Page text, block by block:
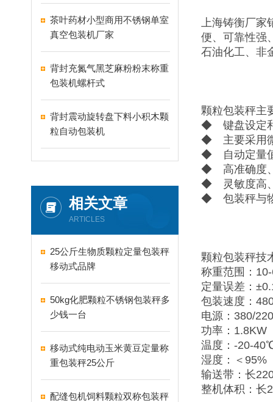
茶叶药材小型商用不锈钢单室
真空包装机厂家
背封充氮气黑芝麻粉粉末称重
包装机螺杆式
背封震动旋转盘下料小积木颗
粒自动包装机
相关文章
ARTICLES
25公斤生物质颗粒定量包装秤
移动式品牌
50kg化肥颗粒不锈钢包装秤多
少钱一台
移动式纯电动玉米黄豆定量称
重包装秤25公斤
配缝包机饲料颗粒双称包装秤
上海铸衡厂家
便、可靠性强
石油化工、非
颗粒包装秤主
◆ 键盘设定
◆ 主要采用
◆ 自动定量
◆ 高准确度、
◆ 灵敏度高、
◆ 包装秤与物
颗粒包装秤技
称重范围：
定量误差：
包装速度：
电源：380/
功率：1.8KW
温度：-20-
湿度：＜95%
输送带：长
整机体积：长